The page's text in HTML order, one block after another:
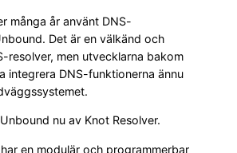
många år använt DNS-
Det är en välkänd och
resolver, men utvecklarna bakom
integrera DNS-funktionerna ännu
nu av Knot Resolver.
en modulär och programmerbar